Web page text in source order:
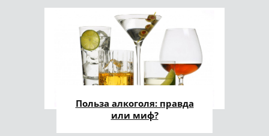
Польза алкоголя: правда
или миф?